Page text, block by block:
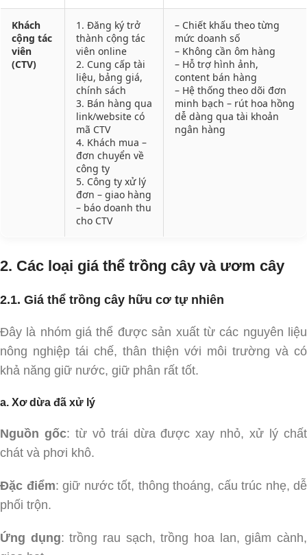
Khách
cộng tác
viên
(CTV)
1. Đăng ký trở
thành cộng tác
viên online
2. Cung cấp tài
liệu, bảng giá,
chính sách
3. Bán hàng qua
link/website có
mã CTV
4. Khách mua –
đơn chuyển về
công ty
5. Công ty xử lý
đơn – giao hàng
– báo doanh thu
cho CTV
– Chiết khấu theo từng
mức doanh số
– Không cần ôm hàng
– Hỗ trợ hình ảnh,
content bán hàng
– Hệ thống theo dõi đơn
minh bạch – rút hoa hồng
dễ dàng qua tài khoản
ngân hàng
2. Các loại giá thể trồng cây và ươm cây
2.1. Giá thể trồng cây hữu cơ tự nhiên
Đây là nhóm giá thể được sản xuất từ các nguyên liệu
nông nghiệp tái chế, thân thiện với môi trường và có
khả năng giữ nước, giữ phân rất tốt.
a. Xơ dừa đã xử lý
Nguồn gốc: từ vỏ trái dừa được xay nhỏ, xử lý chất
chát và phơi khô.
Đặc điểm: giữ nước tốt, thông thoáng, cấu trúc nhẹ, dễ
phối trộn.
Ứng dụng: trồng rau sạch, trồng hoa lan, giâm cành,